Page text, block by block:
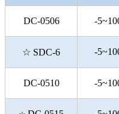
DC-0506 -
☆ SDC-6 -
DC-0510 -